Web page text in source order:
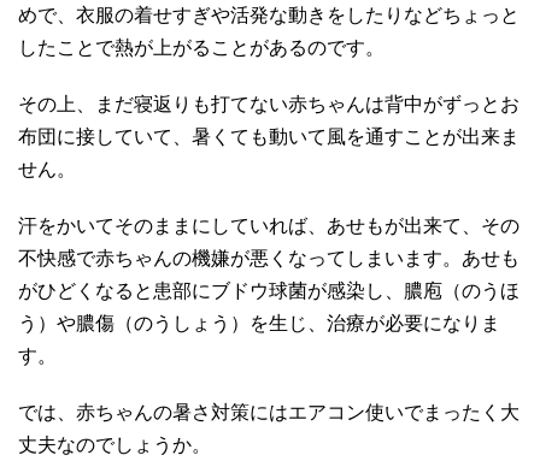
めで、衣服の着せすぎや活発な動きをしたりなどちょっと
したことで熱が上がることがあるのです。
その上、まだ寝返りも打てない赤ちゃんは背中がずっとお
布団に接していて、暑くても動いて風を通すことが出来ま
せん。
汗をかいてそのままにしていれば、あせもが出来て、その
不快感で赤ちゃんの機嫌が悪くなってしまいます。あせも
がひどくなると患部にブドウ球菌が感染し、膿庖（のうほ
う）や膿傷（のうしょう）を生じ、治療が必要になりま
す。
では、赤ちゃんの暑さ対策にはエアコン使いでまったく大
丈夫なのでしょうか。